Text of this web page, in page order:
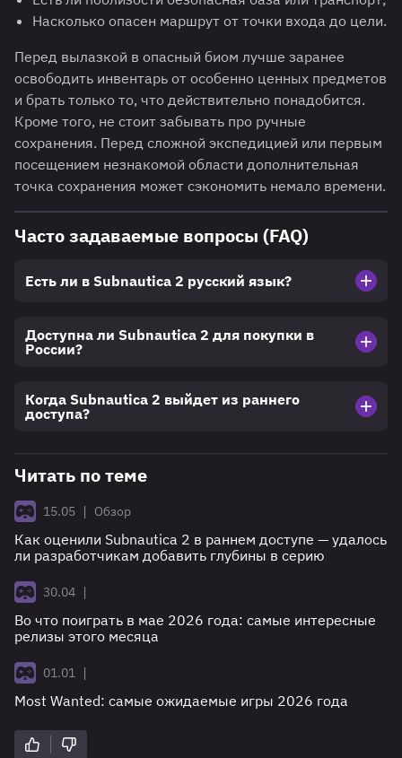
Насколько опасен маршрут от точки входа до цели.
Перед вылазкой в опасный биом лучше заранее
освободить инвентарь от особенно ценных предметов
и брать только то, что действительно понадобится.
Кроме того, не стоит забывать про ручные
сохранения. Перед сложной экспедицией или первым
посещением незнакомой области дополнительная
точка сохранения может сэкономить немало времени.
Часто задаваемые вопросы (FAQ)
Есть ли в Subnautica 2 русский язык?
Доступна ли Subnautica 2 для покупки в
России?
Когда Subnautica 2 выйдет из раннего
доступа?
Читать по теме
15.05 | Обзор
Как оценили Subnautica 2 в раннем доступе — удалось
ли разработчикам добавить глубины в серию
30.04 |
Во что поиграть в мае 2026 года: самые интересные
релизы этого месяца
01.01 |
Most Wanted: самые ожидаемые игры 2026 года